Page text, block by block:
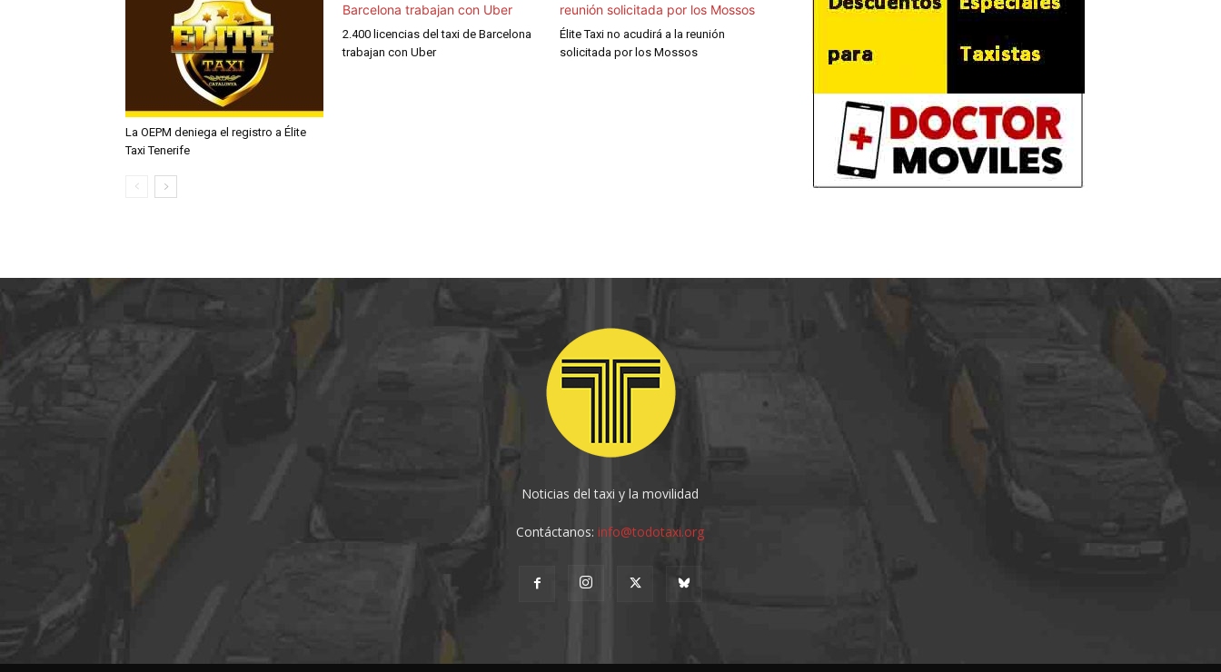
La OEPM deniega el registro a Élite
Taxi Tenerife
2.400 licencias del taxi de Barcelona
trabajan con Uber
Élite Taxi no acudirá a la reunión
solicitada por los Mossos
Noticias del taxi y la movilidad
Contáctanos:info@todotaxi.org